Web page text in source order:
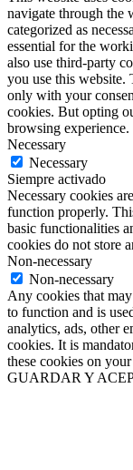
navigate through the
categorized as
essential for the
also use third-party
you use this website.
only with your
cookies. But opting
browsing experience.
Necessary
Necessary
Siempre activado
Necessary cookies
function properly.
basic functionalities
cookies do not store
Non-necessary
Non-necessary
Any cookies that
to function and is
analytics, ads, other
cookies. It is
these cookies on
GUARDAR Y